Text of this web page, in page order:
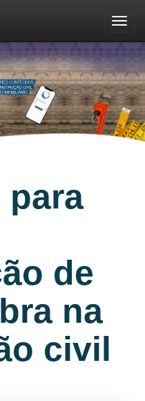
para
de
na
civil